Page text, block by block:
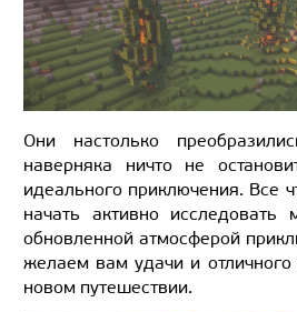
Они настолько
наверняка ничто не
идеального приключения. Все
начать активно исследовать
обновленной атмосферой
желаем вам удачи и
новом путешествии.